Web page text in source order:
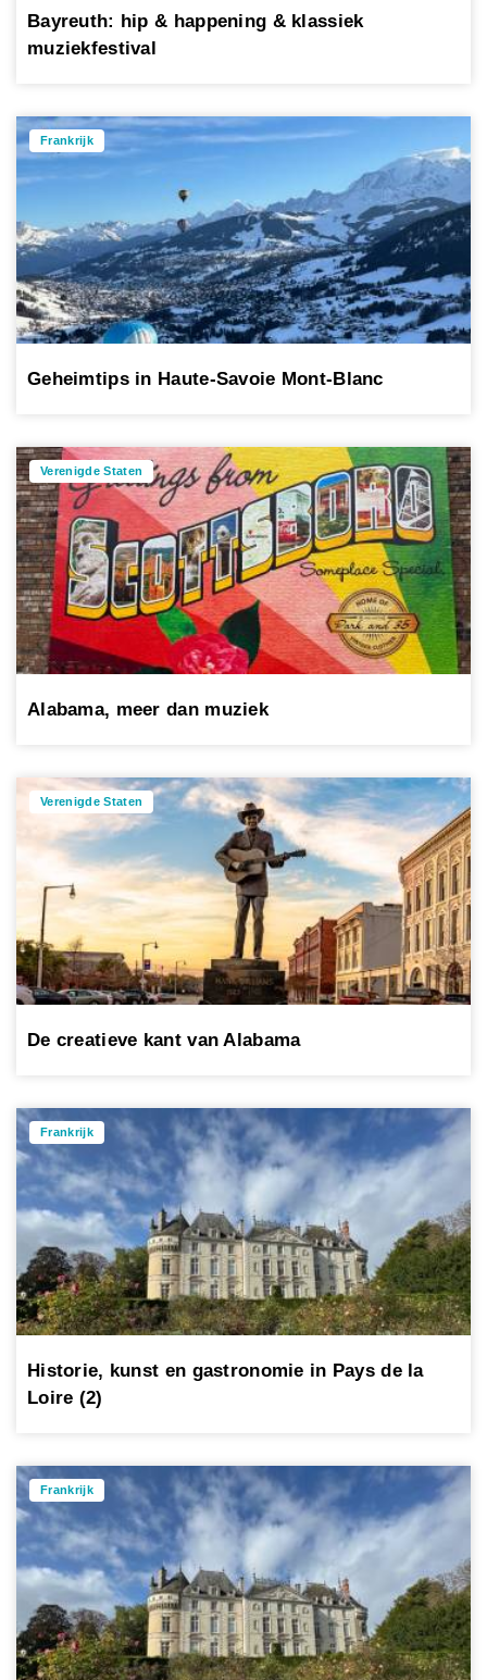
Bayreuth: hip & happening & klassiek
muziekfestival
Frankrijk
Geheimtips in Haute-Savoie Mont-Blanc
Verenigde Staten
Alabama, meer dan muziek
Verenigde Staten
De creatieve kant van Alabama
Frankrijk
Historie, kunst en gastronomie in Pays de la
Loire (2)
Frankrijk